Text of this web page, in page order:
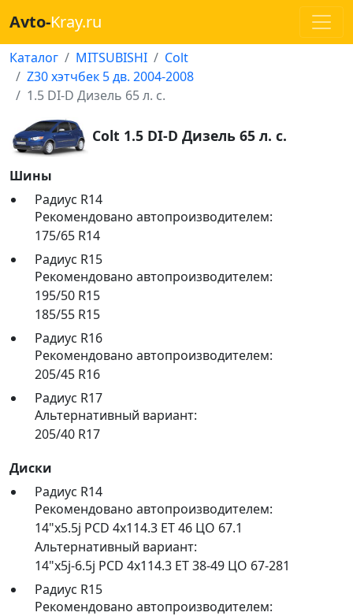
Avto-Kray.ru
Каталог MITSUBISHI
Colt
Z30 хэтчбек 5 дв. 2004-2008
1.5 DI-D Дизель 65 л. с.
Colt 1.5 DI-D Дизель 65 л. с.
Шины
Радиус R14
Рекомендовано автопроизводителем:
175/65 R14
Радиус R15
Рекомендовано автопроизводителем:
195/50 R15
185/55 R15
Радиус R16
Рекомендовано автопроизводителем:
205/45 R16
Радиус R17
Альтернативный вариант:
205/40 R17
Диски
Радиус R14
Рекомендовано автопроизводителем:
14"x5.5j PCD 4x114.3 ET 46 ЦО 67.1
Альтернативный вариант:
14"x5j-6.5j PCD 4x114.3 ET 38-49 ЦО 67-281
Радиус R15
Рекомендовано автопроизводителем: